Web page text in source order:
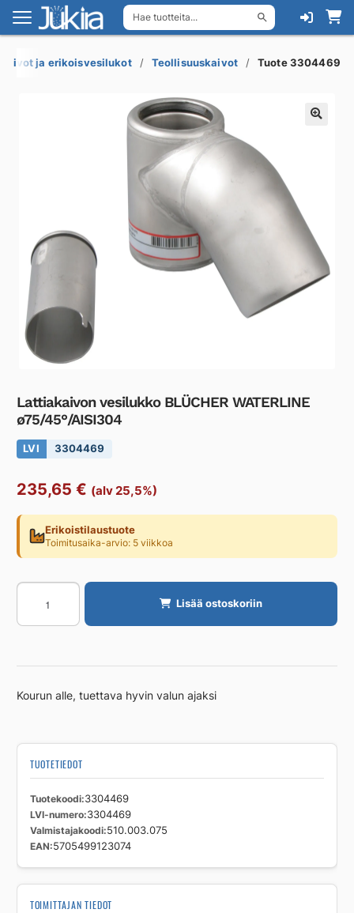
Hae tuotteita...
Siirry
navigointiin
Siirry
sisältöön
ja erikoisvesilukot Teollisuuskaivot Tuote 3304469
Lattiakaivon vesilukko BLÜCHER WATERLINE
ø75/45°/AISI304
LVI 3304469
235,65 € (alv 25,5%)
Erikoistilaustuote
Toimitusaika-arvio: 5 viikkoa
Lattiakaivon
vesilukko
BLÜCHER
ø75/45°/AISI304
Lisää ostoskoriin
Kourun alle, tuettava hyvin valun ajaksi
TUOTETIEDOT
Tuotekoodi 3304469
LVI-numero 3304469
Valmistajakoodi 510.003.075
EAN 5705499123074
TOIMITTAJAN TIEDOT